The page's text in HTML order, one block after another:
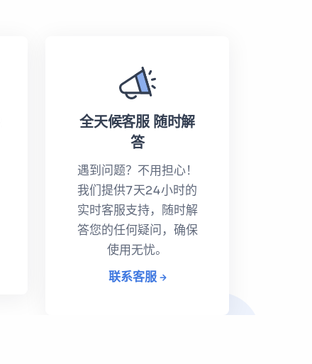
全天候客服 随时解
答
遇到问题？不用担心！
我们提供7天24小时的
实时客服支持，随时解
答您的任何疑问，确保
使用无忧。
联系客服